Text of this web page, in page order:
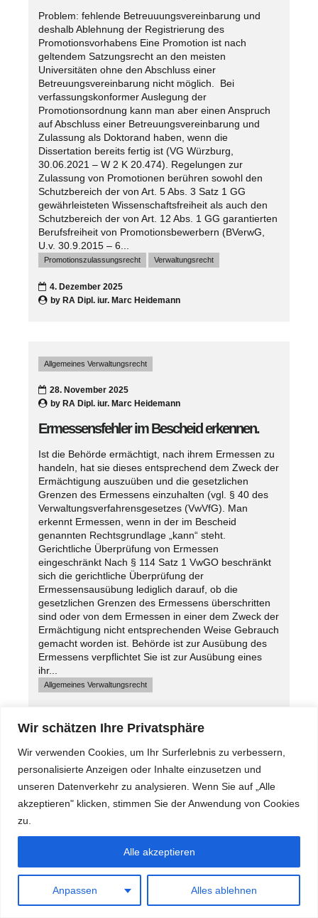
Wir schätzen Ihre Privatsphäre
Wir verwenden Cookies, um Ihr Surferlebnis zu verbessern,
personalisierte Anzeigen oder Inhalte einzusetzen und
unseren Datenverkehr zu analysieren. Wenn Sie auf „Alle
akzeptieren" klicken, stimmen Sie der Anwendung von Cookies
zu.
Anpassen Alles ablehnen
Alle akzeptieren
Problem: fehlende Betreuuungsvereinbarung und
deshalb Ablehnung der Registrierung des
Promotionsvorhabens Eine Promotion ist nach
geltendem Satzungsrecht an den meisten
Universitäten ohne den Abschluss einer
Betreuungsvereinbarung nicht möglich. Bei
verfassungskonformer Auslegung der
Promotionsordnung kann man aber einen Anspruch
auf Abschluss einer Betreuungsvereinbarung und
Zulassung als Doktorand haben, wenn die
Dissertation bereits fertig ist (VG Würzburg,
30.06.2021 – W 2 K 20.474). Regelungen zur
Zulassung von Promotionen berühren sowohl den
Schutzbereich der von Art. 5 Abs. 3 Satz 1 GG
gewährleisteten Wissenschaftsfreiheit als auch den
Schutzbereich der von Art. 12 Abs. 1 GG garantierten
Berufsfreiheit von Promotionsbewerbern (BVerwG,
U.v. 30.9.2015 – 6...
Promotionszulassungsrecht Verwaltungsrecht
4. Dezember 2025
by RA Dipl. iur. Marc Heidemann
Allgemeines Verwaltungsrecht
28. November 2025
by RA Dipl. iur. Marc Heidemann
Ermessensfehler im Bescheid erkennen.
Ist die Behörde ermächtigt, nach ihrem Ermessen zu
handeln, hat sie dieses entsprechend dem Zweck der
Ermächtigung auszuüben und die gesetzlichen
Grenzen des Ermessens einzuhalten (vgl. § 40 des
Verwaltungsverfahrensgesetzes (VwVfG). Man
erkennt Ermessen, wenn in der im Bescheid
genannten Rechtsgrundlage „kann“ steht.
Gerichtliche Überprüfung von Ermessen
eingeschränkt Nach § 114 Satz 1 VwGO beschränkt
sich die gerichtliche Überprüfung der
Ermessensausübung lediglich darauf, ob die
gesetzlichen Grenzen des Ermessens überschritten
sind oder von dem Ermessen in einer dem Zweck der
Ermächtigung nicht entsprechenden Weise Gebrauch
gemacht worden ist. Behörde ist zur Ausübung des
Ermessens verpflichtet Sie ist zur Ausübung eines
ihr...
Allgemeines Verwaltungsrecht
byRA Dipl. iur. Marc Heidemann
Denkmalschutzrecht Verwaltungsrecht
Wegfall der Denkmaleigenschaft und der
geschichtlichen Bedeutung aufgrund von
durchgeführten Umbauarbeiten